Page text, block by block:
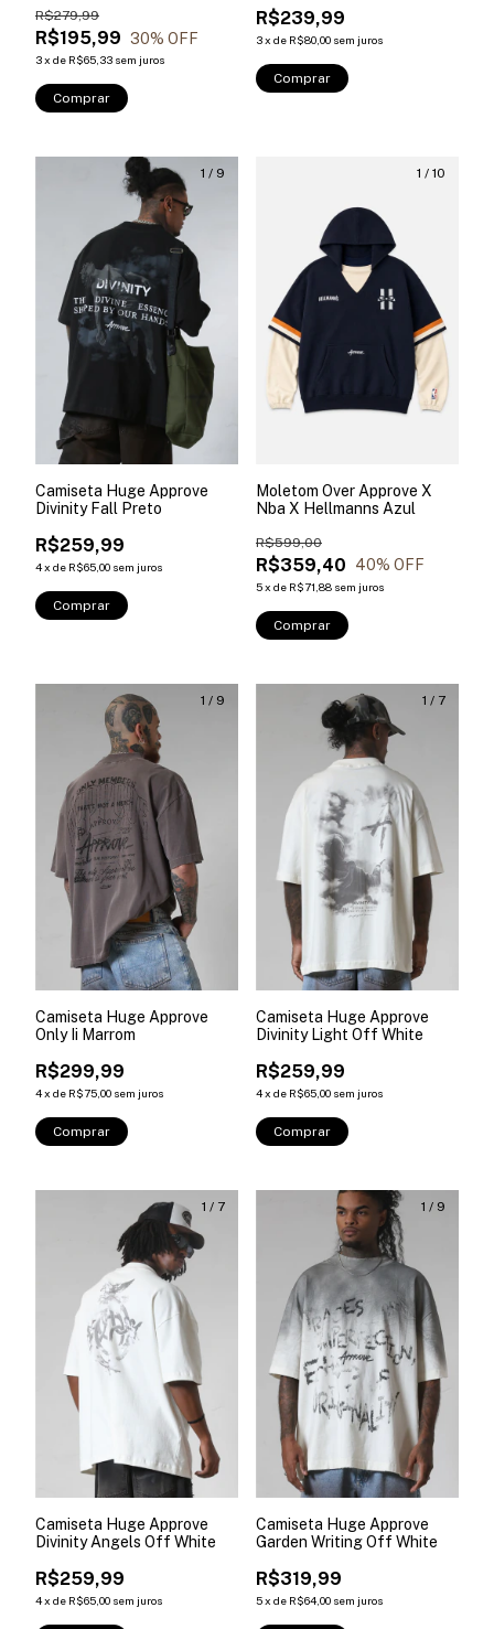
R$195,99
R$279,99
30% OFF
3x de R$65,33 sem juros
Comprar
R$239,99
3x de R$80,00 sem juros
Comprar
1 / 9
Camiseta Huge Approve
Divinity Fall Preto
R$259,99
4x de R$65,00 sem juros
Comprar
1 / 10
Moletom Over Approve X
Nba X Hellmanns Azul
R$359,40
R$599,00
40% OFF
5x de R$71,88 sem juros
Comprar
1 / 9
Camiseta Huge Approve
Only Ii Marrom
R$299,99
4x de R$75,00 sem juros
Comprar
1 / 7
Camiseta Huge Approve
Divinity Light Off White
R$259,99
4x de R$65,00 sem juros
Comprar
1 / 7
Camiseta Huge Approve
Divinity Angels Off White
R$259,99
4x de R$65,00 sem juros
1 / 9
Camiseta Huge Approve
Garden Writing Off White
R$319,99
5x de R$64,00 sem juros